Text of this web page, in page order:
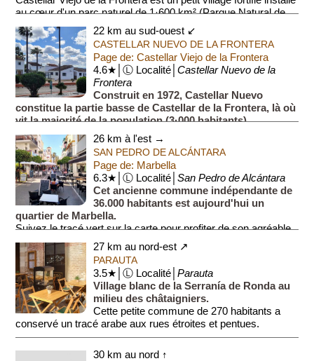
au cœur d'un parc naturel de 1·600 km² (Parque Natural de
Los Al...
22 km au sud-ouest ↙
CASTELLAR NUEVO DE LA FRONTERA
Page de: Castellar Viejo de la Frontera
4.6★│Ⓛ Localité│Castellar Nuevo de la
Frontera
Construit en 1972, Castellar Nuevo
constitue la partie basse de Castellar de la Frontera, là où
vit la majorité de la population (3·000 habitants).
Par rapport à Castellar Viejo (village médiéva...
26 km à l'est →
SAN PEDRO DE ALCÁNTARA
Page de: Marbella
6.3★│Ⓛ Localité│San Pedro de Alcántara
Cet ancienne commune indépendante de
36.000 habitants est aujourd'hui un
quartier de Marbella.
Suivez le tracé vert sur la carte pour profiter de son agréable
rue piétonne (Avenidad Marqués del Due...
27 km au nord-est ↗
PARAUTA
3.5★│Ⓛ Localité│Parauta
Village blanc de la Serranía de Ronda au
milieu des châtaigniers.
Cette petite commune de 270 habitants a
conservé un tracé arabe aux rues étroites et pentues.
Le centre se compose de mais...
30 km au nord ↑